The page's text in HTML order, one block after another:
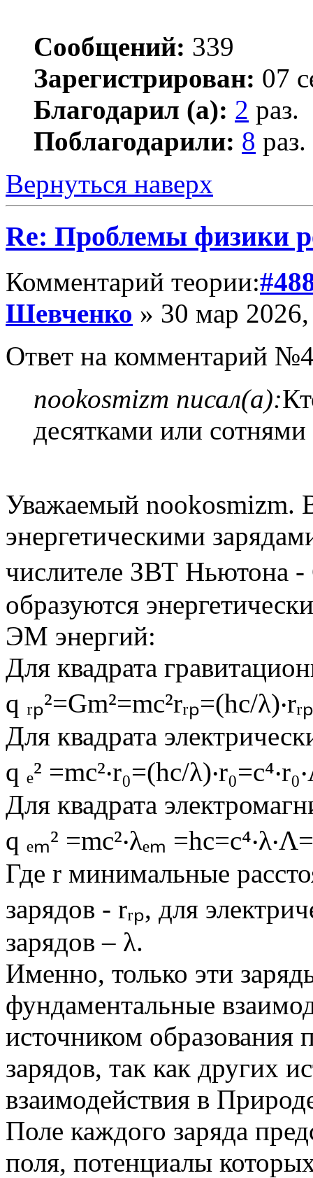
Сообщений: 339
Зарегистрирован: 07
Благодарил (а): 2 раз.
Поблагодарили: 8 раз.
Вернуться наверх
Re: Проблемы физики
Комментарий теории:
Шевченко » 30 мар
Ответ на комментарий
nookosmizm писал(а):
десятками или
Уважаемый nookosmizm.
энергетическими
числителе ЗВТ Ньютона -
образуются
ЭМ энергий:
Для квадрата
q ᵣₚ²=Gm²=mc²rᵣₚ=(hc/
Для квадрата
q ₑ² =mc²‧r₀=(hc/
Для квадрата
q ₑₘ² =mc²‧λₑₘ
Где r минимальные
зарядов - rᵣₚ, для
зарядов – λ.
Именно, только эти
фундаментальные
источником образования
зарядов, так как других
взаимодействия в
Поле каждого заряда
поля, потенциалы